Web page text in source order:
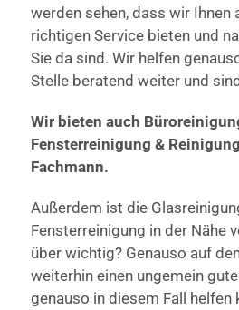
werden sehen, dass wir Ihnen
richtigen Service bieten und
Sie da sind. Wir helfen
Stelle beratend weiter und
Wir bieten auch
Fensterreinigung &
Fachmann.
Außerdem ist die
Fensterreinigung in der Nähe
über wichtig? Genauso auf
weiterhin einen ungemein
genauso in diesem Fall helfen